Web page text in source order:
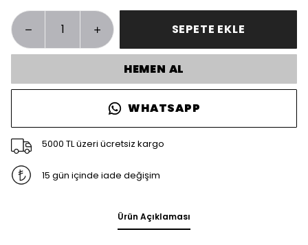
SEPETE EKLE
HEMEN AL
WHATSAPP
5000 TL üzeri ücretsiz kargo
15 gün içinde iade değişim
Ürün Açıklaması